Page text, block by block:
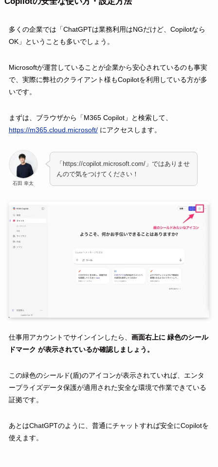
多くの企業では「ChatGPTは業務利用はNGだけど、Copilotなら
OK」ということも多いでしょう。
Microsoftが運営していることが企業から安心されているのも事実
で、実際に弊社のクライアント様もCopilotを利用している方が多
いです。
まずは、ブラウザから「M365 Copilot」と検索して、
https://m365.cloud.microsoft/にアクセスします。
石田 幸太
「https://copilot.microsoft.com/」ではありませ
んので気をつけてください！
仕事用アカウントでサインインしたら、 画面右上に 緑色のシール
ドマーク が表示されているか確認しましょう。
この緑色のシールド(盾)のアイコンが表示されていれば、エンタ
ープライズデータ保護が適用された安全な環境で作業できている
証拠です。
あとはChatGPTのように、普通にチャットすれば安全にCopilotを
使えます。